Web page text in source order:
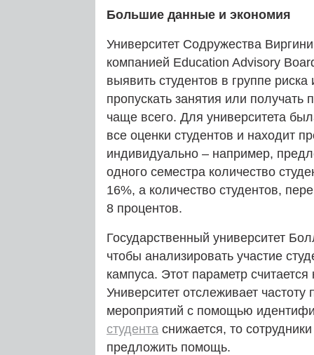
Большие данные и экономия
Университет Содружества
компанией Education Advisory
выявить студентов в группе
пропускать занятия или
чаще всего. Для университета
все оценки студентов и находит
индивидуально – например,
одного семестра количество
16%, а количество студентов,
8 процентов.
Государственный университет
чтобы анализировать участие
кампуса. Этот параметр
Университет отслеживает
мероприятий с помощью
студента снижается, то
предложить помощь.